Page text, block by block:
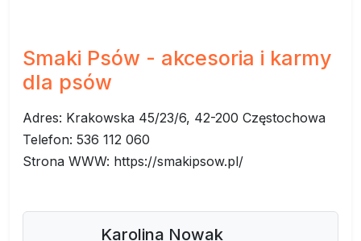
Smaki Psów - akcesoria i karmy
dla psów
Adres: Krakowska 45/23/6, 42-200 Częstochowa
Telefon: 536 112 060
Strona WWW: https://smakipsow.pl/
Karolina Nowak